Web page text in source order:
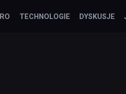
TECHNOLOGIE DYSKUSJE